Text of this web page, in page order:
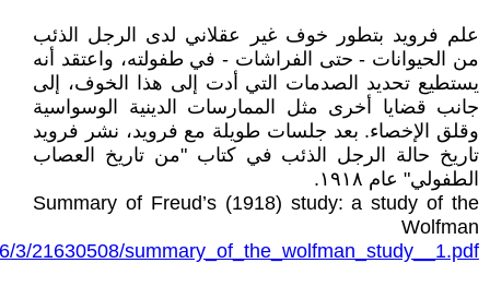
علم فرويد بتطور خوف غير عقلاني لدى الرجل الذئب
من الحيوانات - حتى الفراشات - في طفولته، واعتقد أنه
يستطيع تحديد الصدمات التي أدت إلى هذا الخوف، إلى
جانب قضايا أخرى مثل الممارسات الدينية الوسواسية
وقلق الإخصاء. بعد جلسات طويلة مع فرويد، نشر فرويد
تاريخ حالة الرجل الذئب في كتاب "من تاريخ العصاب
الطفولي" عام ١٩١٨.
Summary of Freud’s (1918) study: a study of the
Wolfman
3/21630508/summary_of_the_wolfman_study__1.pdf